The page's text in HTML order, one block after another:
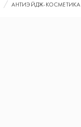
АНТИЭЙДЖ-КОСМЕТИКА